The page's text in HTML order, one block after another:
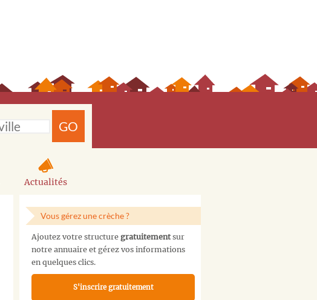
GO
Actualités
Vous gérez une crèche ?
Ajoutez votre structure gratuitementsur
notre annuaire et gérez vos informations
en quelques clics.
S'inscrire gratuitement